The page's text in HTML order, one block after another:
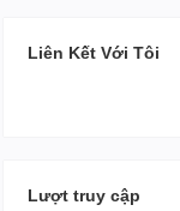
Liên Kết Với Tôi
Lượt truy cập